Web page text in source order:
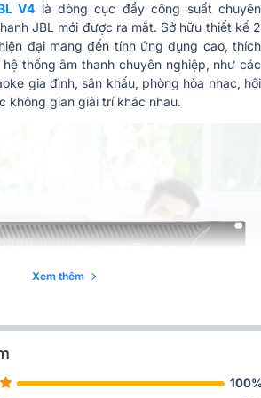
482 x 88 x 238,5 mm
8,5kg
V4 là dòng cục đẩy công suất chuyên
JBL mới được ra mắt. Sở hữu thiết kế 2
đại mang đến tính ứng dụng cao, thích
thống âm thanh chuyên nghiệp, như các
gia đình, sân khấu, phòng hòa nhạc, hội
không gian giải trí khác nhau.
Xem thêm